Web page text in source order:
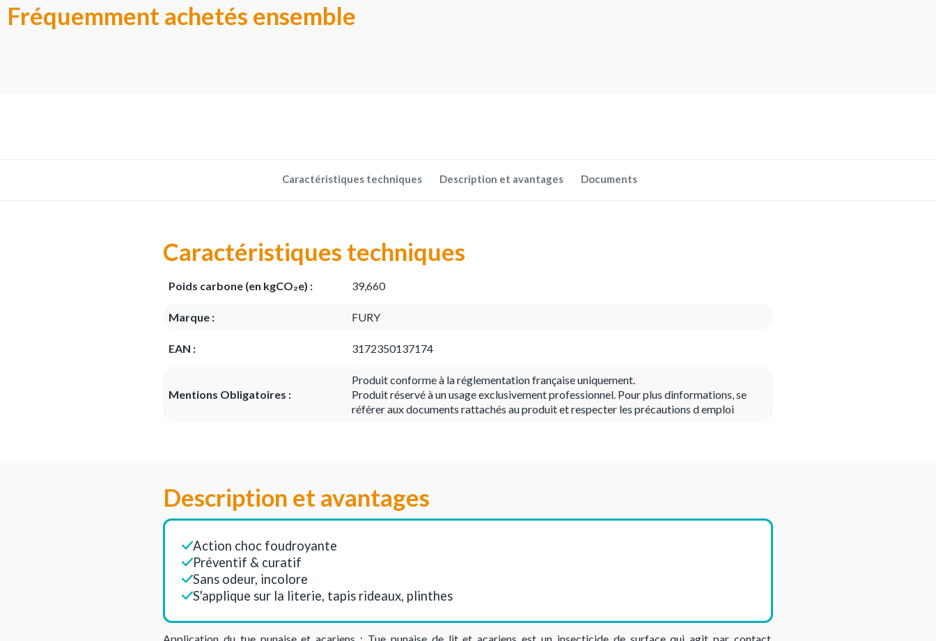
Fréquemment achetés ensemble
Caractéristiques techniques Description et avantages Documents
Caractéristiques techniques
Poids carbone (en kgCO₂e) : 39,660
Marque : FURY
EAN : 3172350137174
Mentions Obligatoires :
Produit conforme à la réglementation française uniquement.
Produit réservé à un usage exclusivement professionnel. Pour plus dinformations, se
référer aux documents rattachés au produit et respecter les précautions d emploi
Description et avantages
Action choc foudroyante
Préventif & curatif
Sans odeur, incolore
S'applique sur la literie, tapis rideaux, plinthes
Application du tue punaise et acariens : Tue punaise de lit et acariens est un insecticide de surface qui agit par contact.